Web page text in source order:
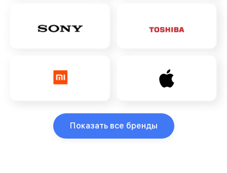
Показать все бренды